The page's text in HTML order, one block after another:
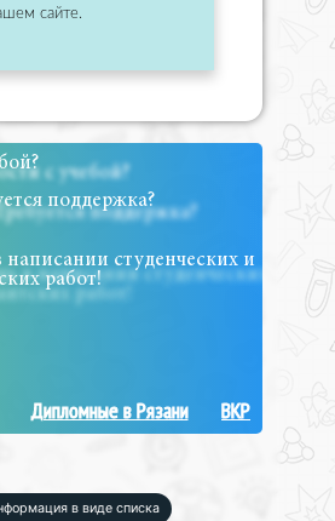
сайте.
поддержка?
студенческих и
работ!
Дипломные в Рязани ВКР
в виде списка